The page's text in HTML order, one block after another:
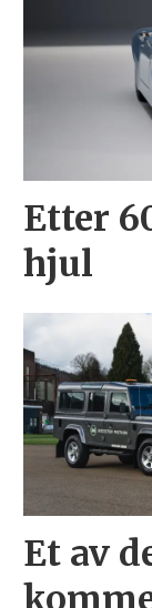
Etter
hjul
Et av